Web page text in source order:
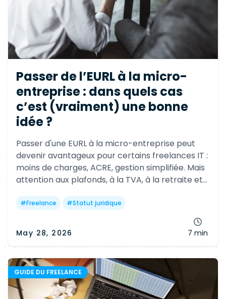
Passer de l’EURL à la micro-
entreprise : dans quels cas
c’est (vraiment) une bonne
idée ?
Passer d'une EURL à la micro-entreprise peut
devenir avantageux pour certains freelances IT :
moins de charges, ACRE, gestion simplifiée. Mais
attention aux plafonds, à la TVA, à la retraite et
#Freelance #Statut juridique
May 28, 2026 7 min
GUIDE DU FREELANCE